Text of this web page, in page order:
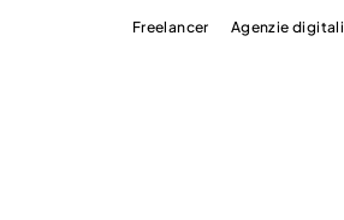
Freelancer Agenzie digitali